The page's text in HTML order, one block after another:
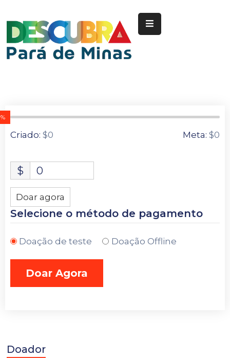
Nossa
Pará
Esportes
Instituições
Informação
Turista
0 Doadores
Criado: $0 Meta: $0
$ 0
Doar agora
Selecione o método de pagamento
Doação de teste Doação Offline
Doador